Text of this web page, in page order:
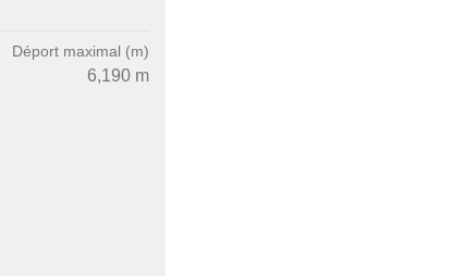
Déport maximal (m)
6,190 m